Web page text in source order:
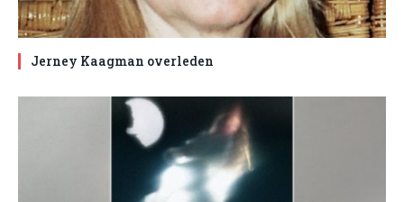
Jerney Kaagman overleden